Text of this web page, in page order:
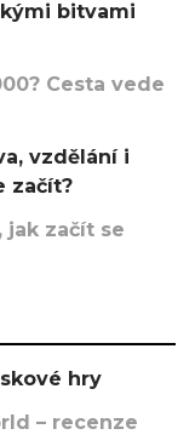
bitvami
Cesta vede
vzdělání i
začít?
jak začít se
hry
– recenze